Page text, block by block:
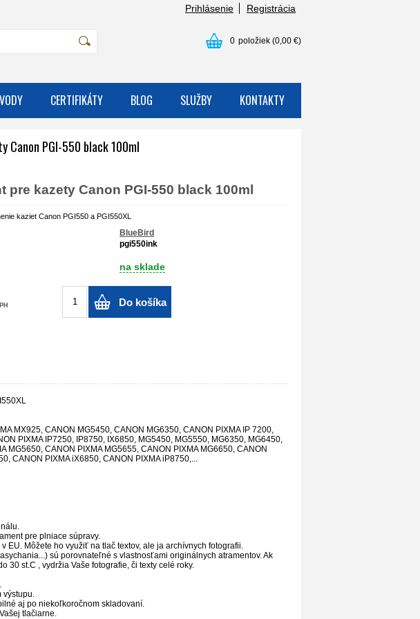
Prihlásenie Registrácia
0 položiek (0,00 €)
CERTIFIKÁTY BLOG SLUŽBY KONTAKTY
Canon PGI-550 black 100ml
pre kazety Canon PGI-550 black 100ml
kaziet Canon PGI550 a PGI550XL
BlueBird
pgi550ink
na sklade
Do košíka
MX925, CANON MG5450, CANON MG6350, CANON PIXMA IP 7200,
PIXMA IP7250, IP8750, IX6850, MG5450, MG5550, MG6350, MG6450,
MG5650, CANON PIXMA MG5655, CANON PIXMA MG6650, CANON
CANON PIXMA iX6850, CANON PIXMA iP8750,...
pre plniace súpravy.
Môžete ho využiť na tlač textov, ale ja archívnych fotografii.
sú porovnateľné s vlastnosťami originálnych atramentov. Ak
st.C , vydržia Vaše fotografie, či texty celé roky.
aj po niekoľkoročnom skladovaní.
tlačiarne.